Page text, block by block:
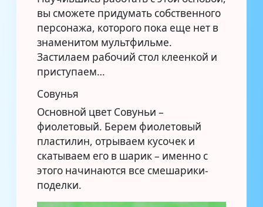
вы сможете придумать собственного
персонажа, которого пока еще нет в
знаменитом мультфильме.
Застилаем рабочий стол клеенкой и
приступаем…
Совунья
Основной цвет Совуньи –
фиолетовый. Берем фиолетовый
пластилин, отрываем кусочек и
скатываем его в шарик – именно с
этого начинаются все смешарики-
поделки.